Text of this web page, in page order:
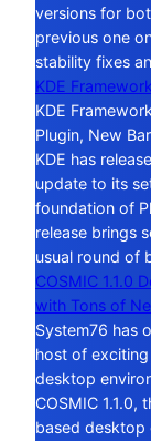
versions for
previous one
stability fixes
KDE
KDE
Plugin, New
KDE has
update to its
foundation of
release brings
usual round of
COSMIC 1.1.0
with Tons of
System76 has
host of
desktop
COSMIC 1.1.0,
based desktop